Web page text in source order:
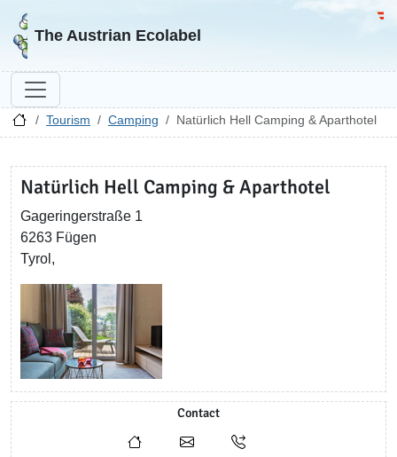
Go to homepage
The Austrian Ecolabel
Tourism Camping Natürlich Hell Camping & Aparthotel
Natürlich Hell Camping & Aparthotel
Gageringerstraße 1
6263 Fügen
Tyrol,
Contact